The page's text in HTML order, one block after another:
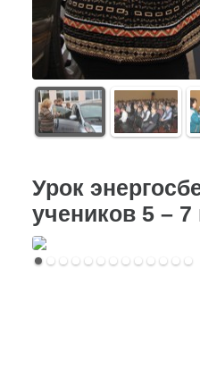
Урок
учеников 5 –